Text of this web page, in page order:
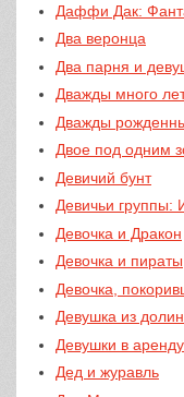
Даффи Дак:
Два веронца
Два парня и
Дважды много
Дважды
Двое под одним
Девичий бунт
Девичьи группы:
Девочка и Дракон
Девочка и пираты
Девочка,
Девушка из
Девушки в
Дед и журавль